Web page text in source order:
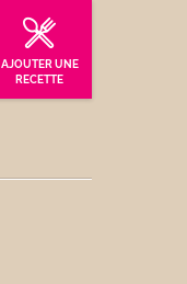
AJOUTER UNE
RECETTE